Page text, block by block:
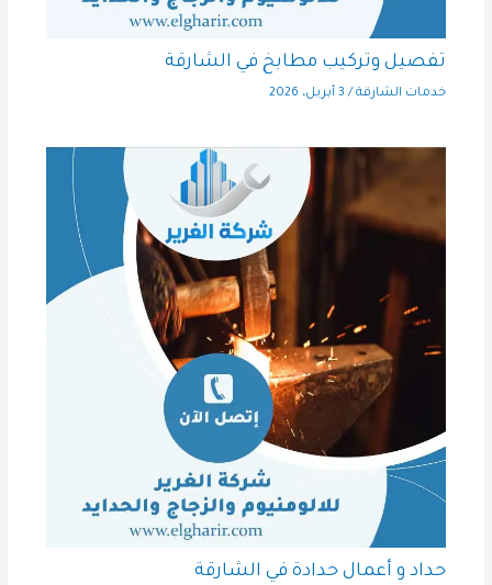
تفصيل وتركيب مطابخ في الشارقة
خدمات الشارقة/ 3 أبريل، 2026
حداد و أعمال حدادة في الشارقة